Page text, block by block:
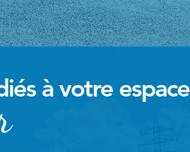
à votre espace